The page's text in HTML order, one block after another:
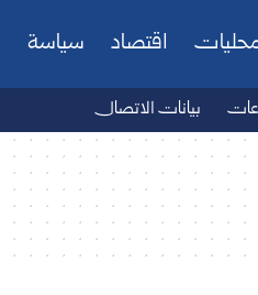
اقتصاد سياسة
بيانات الاتصال